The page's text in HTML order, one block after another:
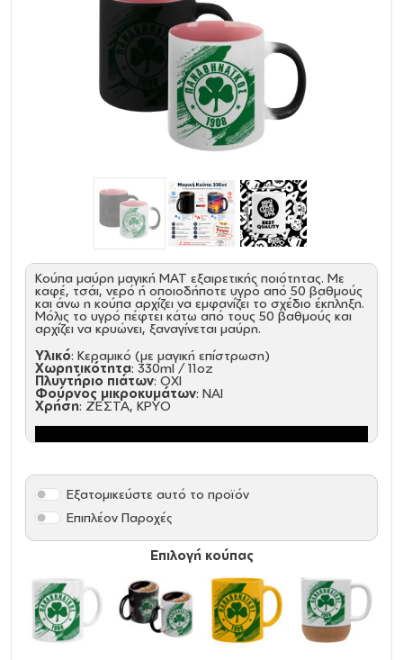
Κούπα μαύρη μαγική ΜΑΤ εξαιρετικής ποιότητας. Με
καφέ, τσάι, νερό ή οποιοδήποτε υγρό από 50 βαθμούς
και άνω η κούπα αρχίζει να εμφανίζει το σχέδιο έκπληξη.
Μόλις το υγρό πέφτει κάτω από τους 50 βαθμούς και
αρχίζει να κρυώνει, ξαναγίνεται μαύρη.
Υλικό: Κεραμικό (με μαγική επίστρωση)
Χωρητικότητα: 330ml / 11oz
Πλυντήριο πιάτων: ΟΧΙ
Φούρνος μικροκυμάτων: ΝΑΙ
Χρήση: ΖΕΣΤΑ, ΚΡΥΟ
Επιλογή κούπας
Εξατομικεύστε αυτό το προϊόν
Επιπλέον Παροχές